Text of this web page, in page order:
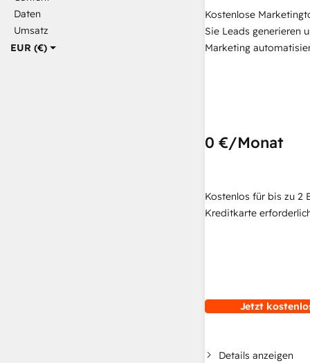
EUR (€)
Daten
Umsatz
Kostenlose
Sie Leads generieren
Marketing
0 €/Monat
Kostenlos für bis zu 2
Kreditkarte
Jetzt
Details anzeigen